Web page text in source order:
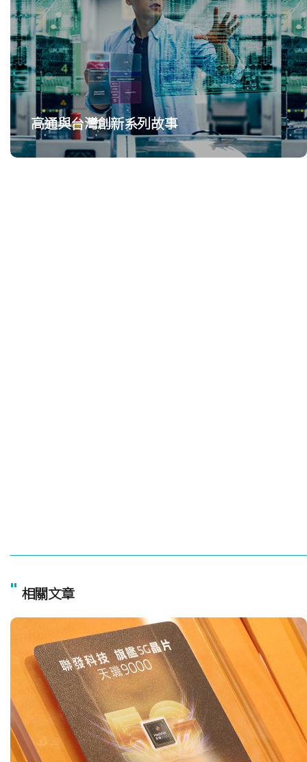
高通與台灣創新系列故事
" 相關文章